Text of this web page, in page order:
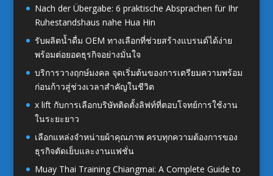
Nach der Übergabe: 6 praktische Absprachen für Ihr
Ruhestandshaus nahe Hua Hin
รับผลิตน้ำดื่ม OEM ทางเลือกที่ช่วยสร้างแบรนด์ได้ง่าย
พร้อมต่อยอดธุรกิจอย่างมั่นใจ
บริการวางฤกษ์มงคล จุดเริ่มต้นของการเตรียมความพร้อม
ก่อนก้าวสู่ช่วงเวลาสำคัญในชีวิต
x lift กับการเลือกบริษัทติดตั้งลิฟท์ที่ตอบโจทย์การใช้งาน
ในระยะยาว
เลือกแหล่งจำหน่ายผ้าคุณภาพ ครบทุกความต้องการของ
ธุรกิจตัดเย็บและงานแฟชั่น
Muay Thai Training Chiangmai: A Complete Guide to